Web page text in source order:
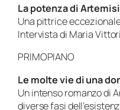
La potenza di
Una pittrice
Intervista di Maria
PRIMOPIANO
Le molte vie di una
Un intenso romanzo di
diverse fasi